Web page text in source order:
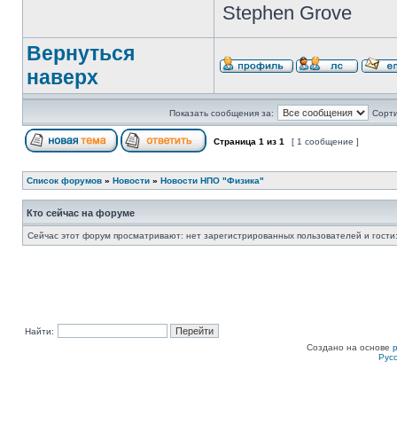
Stephen Grove
Вернуться
наверх
Показать сообщения за:
Страница 1 из 1 [ 1 сообщение ]
Список форумов » Новости » Новости НПО "Физика"
Кто сейчас на форуме
Сейчас этот форум просматривают: нет зарегистрированных пользователей и
Найти:
Создано на основе